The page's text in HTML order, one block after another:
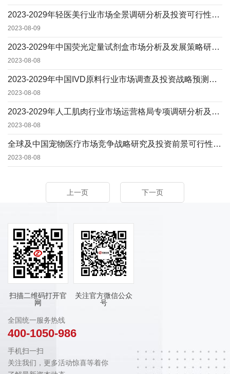
2023-2029年轻医美行业市场全景调研分析及投资可行性研究预测报告
2023-08-09
2023-2029年中国荧光定量试剂盒市场分析及发展策略研究预测报告
2023-08-08
2023-2029年中国IVD原料行业市场调查及投资战略预测报告
2023-08-08
2023-2029年人工肌肉行业市场运营格局专项调研分析及投资建议可行性预测报告
2023-08-08
全球及中国宠物医疗市场竞争战略研究及投资前景可行性评估预测报告（2023版）
2023-08-08
上一页 下一页
扫描二维码打开官
网
关注官方微信公众
号
全国统一服务热线
400-1050-986
手机扫一扫
关注我们，更多活动惊喜等着你